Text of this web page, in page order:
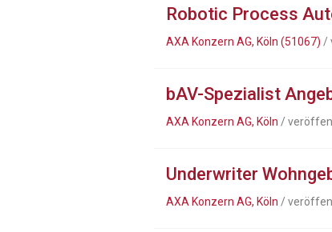
Robotic Process
AXA Konzern AG, Köln (51067) /
bAV-Spezialist
AXA Konzern AG, Köln /
Underwriter
AXA Konzern AG, Köln /